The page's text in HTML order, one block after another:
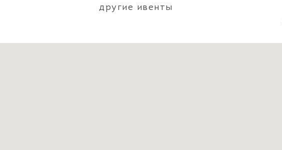
другие ивенты